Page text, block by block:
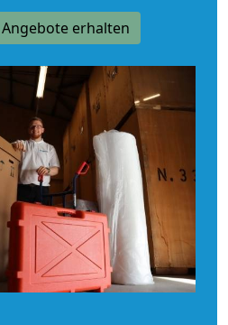
erhalten